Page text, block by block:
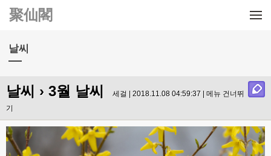
聚仙閣
날씨
날씨 › 3월 날씨 세걸 | 2018.11.08 04:59:37 | 메뉴 건너뛰
기